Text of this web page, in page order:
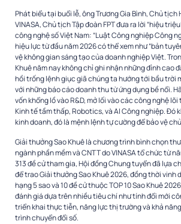
Phát biểu tại buổi lễ, ông Trương Gia Bình, Chủ tịch
VINASA, Chủ tịch Tập đoàn FPT đưa ra lời “hiệu
công nghệ số Việt Nam: “Luật Công nghiệp Công
hiệu lực từ đầu năm 2026 có thể xem như “bản
vệ không gian sáng tạo của doanh nghiệp Việt.
Khuê năm nay không chỉ ghi nhận những đỉnh cao
hồi trống lệnh giục giã chúng ta hướng tới bầu trời
với những báo cáo doanh thu từ ứng dụng bề nổi.
vốn khổng lồ vào R&D, mở lối vào các công nghệ
Kinh tế tầm thấp, Robotics, và AI Công nghiệp. Đó
kinh doanh, đó là mệnh lệnh tự cường để bảo vệ
Giải thưởng Sao Khuê là chương trình bình chọn
ngành phần mềm và CNTT do VINASA tổ chức từ
313 đề cử tham gia, Hội đồng Chung tuyển đã lựa
để trao Giải thưởng Sao Khuê 2026, đồng thời vinh
hạng 5 sao và 10 đề cử thuộc TOP 10 Sao Khuê
đánh giá dựa trên nhiều tiêu chí như tính đổi mới
triển khai thực tiễn, năng lực thị trường và khả
trình chuyển đổi số.